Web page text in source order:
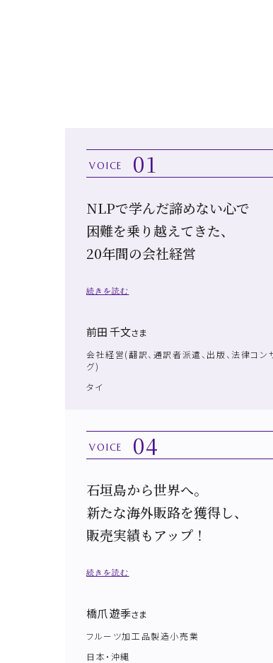
VOICE 01
NLPで学んだ諦めない心で
困難を乗り越えてきた、
20年間の会社経営
続きを読む
前田 千文さま
会社経営(翻訳、通訳者派遣、出版、法律コン
グ)
タイ
VOICE 04
石垣島から世界へ。
新たな海外販路を獲得し、
販売実績もアップ！
続きを読む
橋爪 遊季さま
フルーツ加工品製造小売業
日本・沖縄